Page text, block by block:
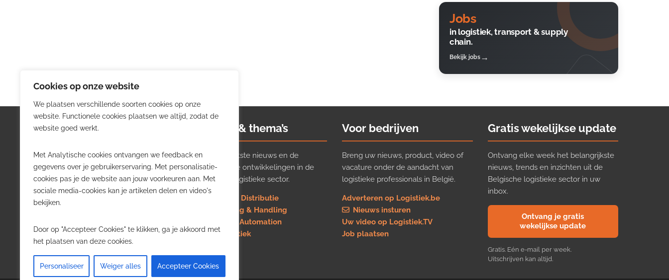
Cookies op onze website
We plaatsen verschillende soorten cookies op onze
website. Functionele cookies plaatsen we altijd, zodat de
website goed werkt.
Met Analytische cookies ontvangen we feedback en
gegevens over je gebruikerservaring. Met personalisatie-
cookies pas je de website aan jouw voorkeuren aan. Met
sociale media-cookies kan je artikelen delen en video's
bekijken.
Door op "Accepteer Cookies" te klikken, ga je akkoord met
het plaatsen van deze cookies.
Personaliseer Weiger alles Accepteer Cookies
Jobs
in logistiek, transport & supply
chain.
Bekijk jobs
Logistiek.be
Logistiek.be brengt dagelijks nieuws,
trends en praktijkverhalen over
transport, warehousing, supply chain
en automatisering in België.
willen volgen.
Nieuws & thema’s
Volg het laatste nieuws en de
belangrijkste ontwikkelingen in de
Belgische logistieke sector.
Transport & Distributie
Warehousing & Handling
Software & Automation
Job in logistiek
Voor bedrijven
Breng uw nieuws, product, video of
vacature onder de aandacht van
logistieke professionals in België.
Adverteren op Logistiek.be
Nieuws insturen
Uw video op Logistiek.TV
Job plaatsen
Gratis wekelijkse update
Ontvang elke week het belangrijkste
nieuws, trends en inzichten uit de
Belgische logistieke sector in uw
inbox.
Ontvang je gratis
wekelijkse update
Gratis. Eén e-mail per week.
Uitschrijven kan altijd.